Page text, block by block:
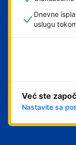
Dnevne
uslugu
Već ste
Nastavite sa